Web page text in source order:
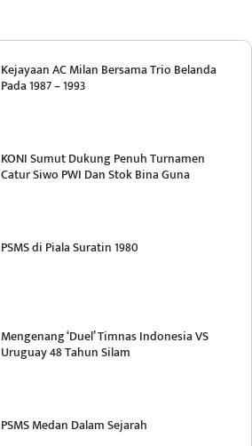
Kejayaan AC Milan Bersama Trio Belanda
Pada 1987 – 1993
KONI Sumut Dukung Penuh Turnamen
Catur Siwo PWI Dan Stok Bina Guna
PSMS di Piala Suratin 1980
Mengenang ‘Duel’ Timnas Indonesia VS
Uruguay 48 Tahun Silam
PSMS Medan Dalam Sejarah